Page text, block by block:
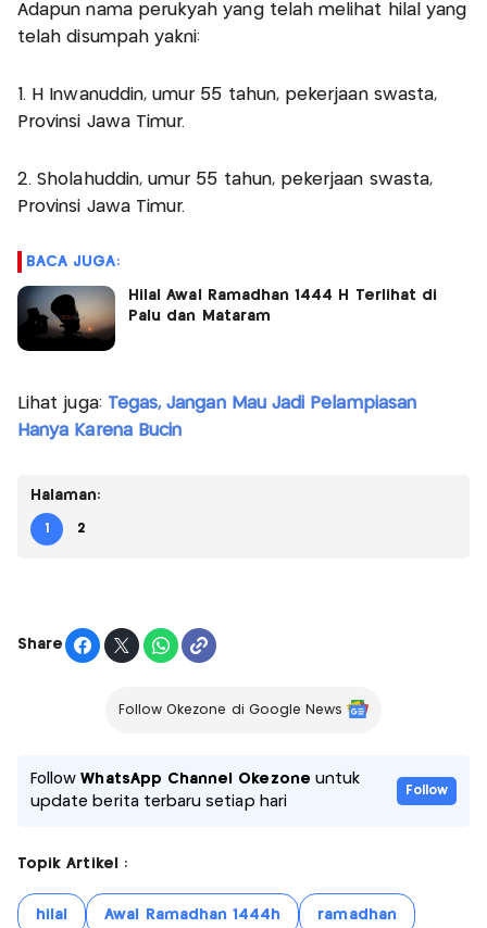
Adapun nama perukyah yang telah melihat hilal yang
telah disumpah yakni:
1. H Inwanuddin, umur 55 tahun, pekerjaan swasta,
Provinsi Jawa Timur.
2. Sholahuddin, umur 55 tahun, pekerjaan swasta,
Provinsi Jawa Timur.
BACA JUGA:
Hilal Awal Ramadhan 1444 H Terlihat di
Palu dan Mataram
Lihat juga: Tegas, Jangan Mau Jadi Pelampiasan
Hanya Karena Bucin
Halaman:
1 2
Share
Follow Okezone di Google News
FollowWhatsApp Channel Okezone untuk
update berita terbaru setiap hari
Follow
Topik Artikel :
hilal Awal Ramadhan 1444h ramadhan